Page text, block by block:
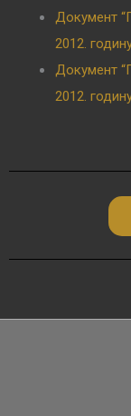
Документ
2012.
Документ
2012.